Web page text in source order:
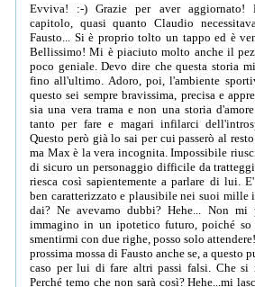
Evviva! :-) Grazie per aver aggiornato!
capitolo, quasi quanto Claudio
Fausto... Si è proprio tolto un tappo ed è
Bellissimo! Mi è piaciuto molto anche il
poco geniale. Devo dire che questa storia
fino all'ultimo. Adoro, poi, l'ambiente
questo sei sempre bravissima, precisa e
sia una vera trama e non una storia
tanto per fare e magari infilarci
Questo però già lo sai per cui passerò al
ma Max è la vera incognita. Impossibile
di sicuro un personaggio difficile da
riesca così sapientemente a parlare di lui.
ben caratterizzato e plausibile nei suoi mille
dai? Ne avevamo dubbi? Hehe... Non mi
immagino in un ipotetico futuro, poiché so
smentirmi con due righe, posso solo
prossima mossa di Fausto anche se, a questo
caso per lui di fare altri passi falsi. Che si
Perché temo che non sarà così? Hehe...mi